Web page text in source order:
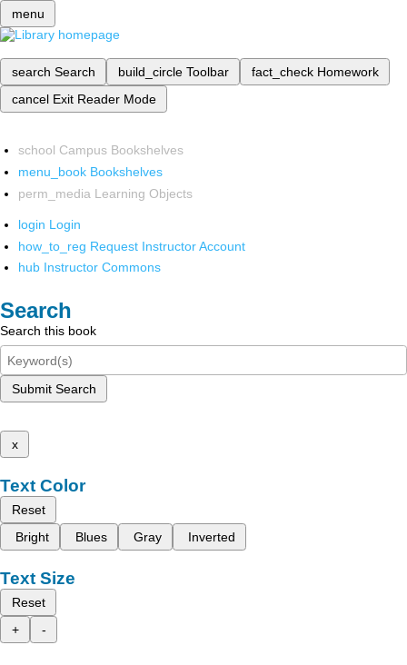
menu
search Search build_circle Toolbar fact_check Homework
cancel Exit Reader Mode
school Campus Bookshelves
menu_book Bookshelves
perm_media Learning Objects
login Login
how_to_reg Request Instructor Account
hub Instructor Commons
Search
Search this book
Submit Search
x
Text Color
Reset
Bright
Blues Gray Inverted
Text Size
Reset
+
-